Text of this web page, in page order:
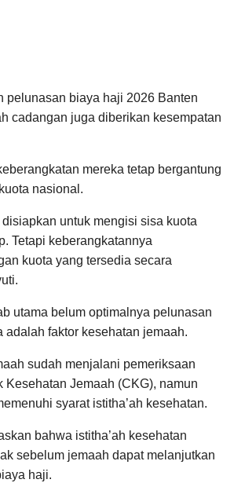
pelunasan biaya haji 2026 Banten
cadangan juga diberikan kesempatan
mereka tetap bergantung
nasional.
untuk mengisi sisa kuota
Tetapi keberangkatannya
kuota yang tersedia secara
utama belum optimalnya pelunasan
adalah faktor kesehatan jemaah.
sudah menjalani pemeriksaan
Kesehatan Jemaah (CKG), namun
syarat istitha’ah kesehatan.
bahwa istitha’ah kesehatan
sebelum jemaah dapat melanjutkan
haji.